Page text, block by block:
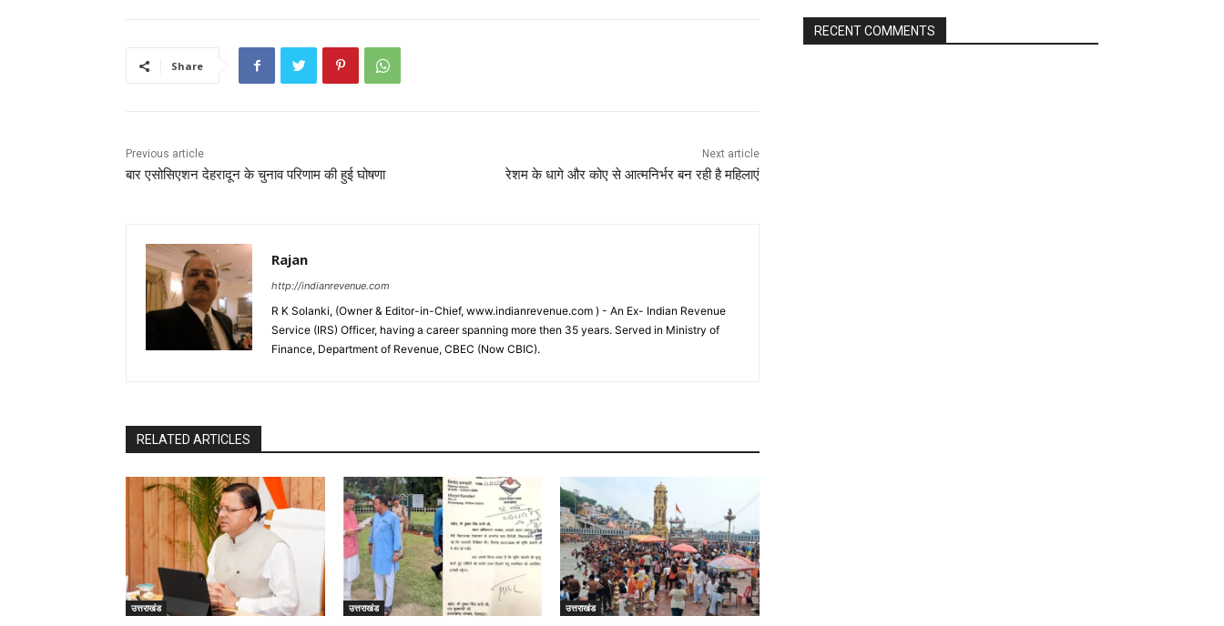
Share
Previous article
बार एसोसिएशन देहरादून के चुनाव परिणाम की हुई घोषणा
Next article
रेशम के धागे और कोए से आत्मनिर्भर बन रही है महिलाएं
Rajan
http://indianrevenue.com
R K Solanki, (Owner & Editor-in-Chief, www.indianrevenue.com ) - An Ex- Indian Revenue
Service (IRS) Officer, having a career spanning more then 35 years. Served in Ministry of
Finance, Department of Revenue, CBEC (Now CBIC).
RELATED ARTICLES
उत्तराखंड उत्तराखंड उत्तराखंड
RECENT COMMENTS